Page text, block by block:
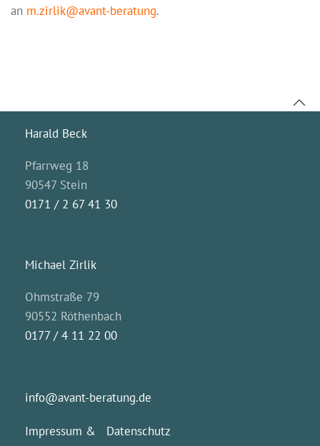
an m.zirlik@avant-beratung.
Harald Beck
Pfarrweg 18
90547 Stein
0171 / 2 67 41 30
Michael Zirlik
Ohmstraße 79
90552 Röthenbach
0177 / 4 11 22 00
info@avant-beratung.de
Impressum & Datenschutz